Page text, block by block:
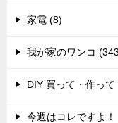
家電 (8)
我が家のワンコ
DIY 買って・作っ
今週はコレですよ